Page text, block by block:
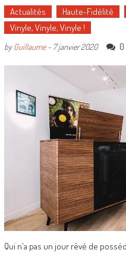
Actualités Haute-Fidélité
Vinyle, Vinyle, Vinyle !
byGuillaume- 7 janvier 2020 0
Qui n'a pas un jour rêvé de